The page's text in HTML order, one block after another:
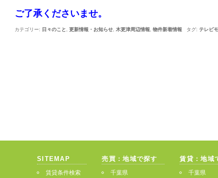
ご了承くださいませ。
カテゴリー: 日々のこと , 更新情報・お知らせ, 木更津周辺情報, 物件新着情報 タグ: テレビ
SITEMAP
賃貸条件検索
売買：地域で探す
千葉県
賃貸：地域
千葉県